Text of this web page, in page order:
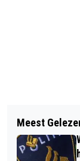
LEZING
DE
RUINEN
Meest